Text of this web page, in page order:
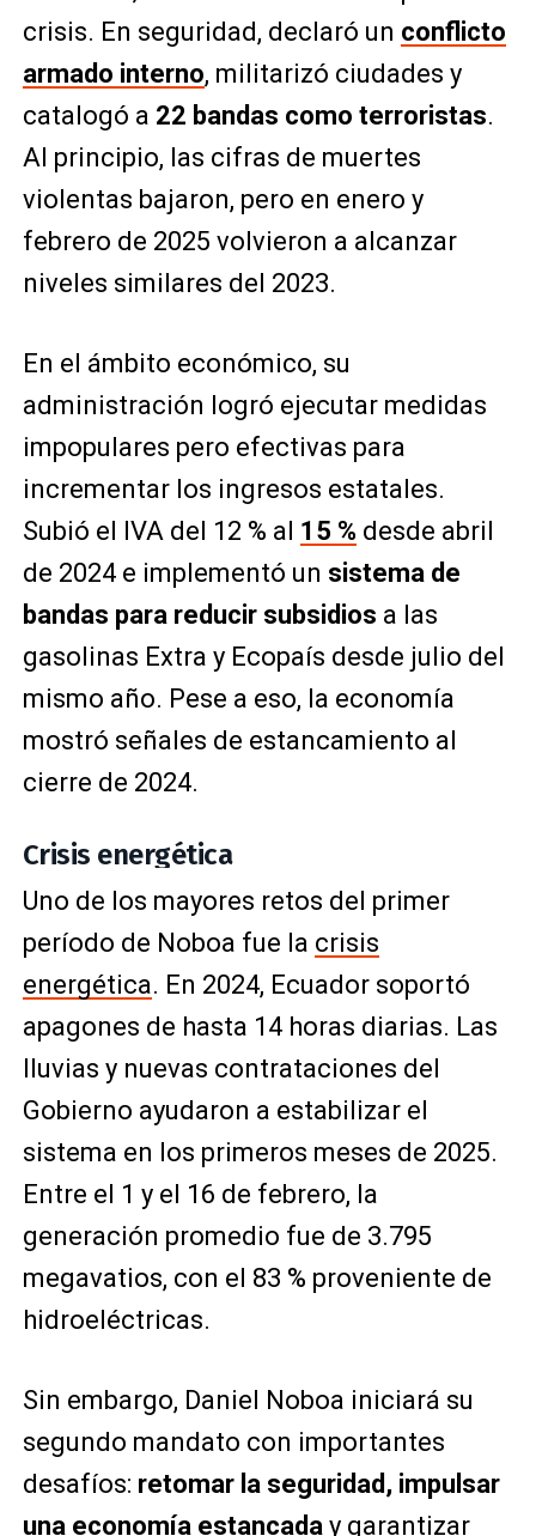
crisis. En seguridad, declaró un conflicto
armado interno, militarizó ciudades y
catalogó a 22 bandas como terroristas.
Al principio, las cifras de muertes
violentas bajaron, pero en enero y
febrero de 2025 volvieron a alcanzar
niveles similares del 2023.
En el ámbito económico, su
administración logró ejecutar medidas
impopulares pero efectivas para
incrementar los ingresos estatales.
Subió el IVA del 12 % al 15 % desde abril
de 2024 e implementó un sistema de
bandas para reducir subsidios a las
gasolinas Extra y Ecopaís desde julio del
mismo año. Pese a eso, la economía
mostró señales de estancamiento al
cierre de 2024.
Crisis energética
Uno de los mayores retos del primer
período de Noboa fue la crisis
energética. En 2024, Ecuador soportó
apagones de hasta 14 horas diarias. Las
lluvias y nuevas contrataciones del
Gobierno ayudaron a estabilizar el
sistema en los primeros meses de 2025.
Entre el 1 y el 16 de febrero, la
generación promedio fue de 3.795
megavatios, con el 83 % proveniente de
hidroeléctricas.
Sin embargo, Daniel Noboa iniciará su
segundo mandato con importantes
desafíos: retomar la seguridad, impulsar
una economía estancaday garantizar